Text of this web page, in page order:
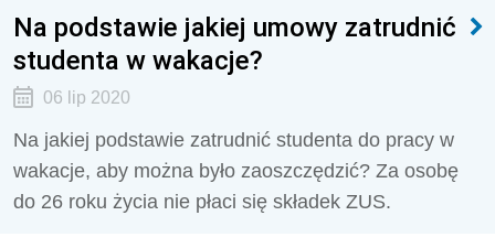
Na podstawie jakiej umowy zatrudnić
studenta w wakacje?
06 lip 2020
Na jakiej podstawie zatrudnić studenta do pracy w
wakacje, aby można było zaoszczędzić? Za osobę
do 26 roku życia nie płaci się składek ZUS.